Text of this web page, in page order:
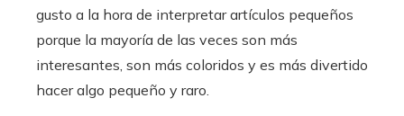
gusto a la hora de interpretar artículos pequeños
porque la mayoría de las veces son más
interesantes, son más coloridos y es más divertido
hacer algo pequeño y raro.